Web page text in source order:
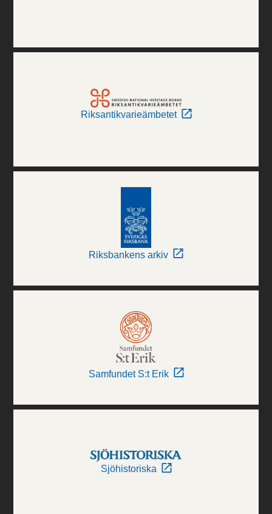
Riksantikvarieämbetet
Riksbankens arkiv
Samfundet S:t Erik
Sjöhistoriska